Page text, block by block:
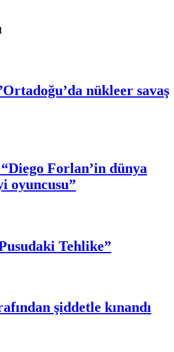
nükleer savaş
Forlan’in dünya
oyuncusu”
Tehlike”
şiddetle kınandı